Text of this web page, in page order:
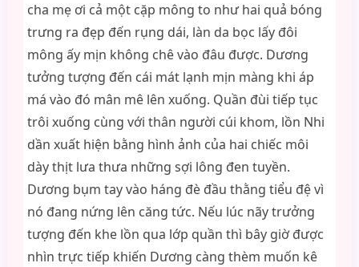
cha mẹ ơi cả một cặp mông to như hai quả bóng
trưng ra đẹp đến rụng dái, làn da bọc lấy đôi
mông ấy mịn không chê vào đâu được. Dương
tưởng tượng đến cái mát lạnh mịn màng khi áp
má vào đó mân mê lên xuống. Quần đùi tiếp tục
trôi xuống cùng với thân người cúi khom, lồn Nhi
dần xuất hiện bằng hình ảnh của hai chiếc môi
dày thịt lưa thưa những sợi lông đen tuyền.
Dương bụm tay vào háng đè đầu thằng tiểu đệ vì
nó đang nứng lên căng tức. Nếu lúc nãy trưởng
tượng đến khe lồn qua lớp quần thì bây giờ được
nhìn trực tiếp khiến Dương càng thèm muốn kê